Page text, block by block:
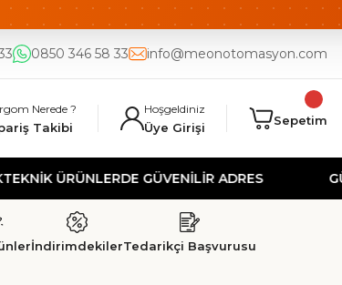
FİYAT
0850 346 58 33 info@meonotomasyon.com
Nerede ?
Takibi
Hoşgeldiniz
Üye Girişi Sepetim
ÜRÜNLERDE GÜVENİLİR ADRES
İndirimdekilerTedarikçi Başvurusu